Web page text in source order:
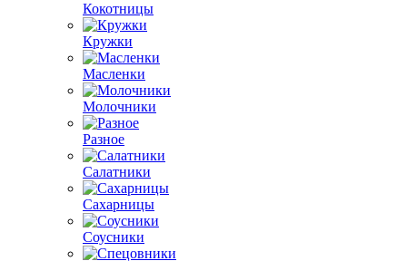
Кокотницы
Кружки
Масленки
Молочники
Разное
Салатники
Сахарницы
Соусники